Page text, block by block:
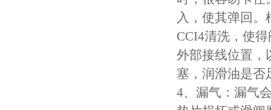
入，使其弹回
CCI4清洗，使
外部接线位置，
塞，润滑油是否
4、漏气：漏气